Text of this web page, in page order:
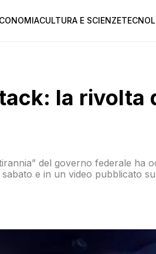
CULTURA E SCIENZE
la rivolta
del governo federale ha
e in un video pubblicato